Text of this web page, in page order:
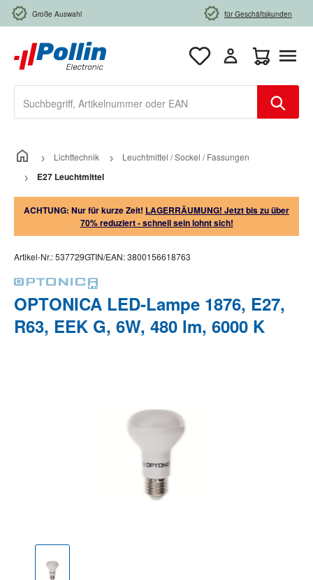
Zum Hauptinhalt springen
Große Auswahl für Geschäftskunden
Lichttechnik Leuchtmittel / Sockel / Fassungen
E27 Leuchtmittel
ACHTUNG: Nur für kurze Zeit! LAGERRÄUMUNG! Jetzt bis zu über
70% reduziert - schnell sein lohnt sich!
Artikel-Nr.:537729GTIN/EAN:3800156618763
OPTONICA LED-Lampe 1876, E27,
R63, EEK G, 6W, 480 lm, 6000 K